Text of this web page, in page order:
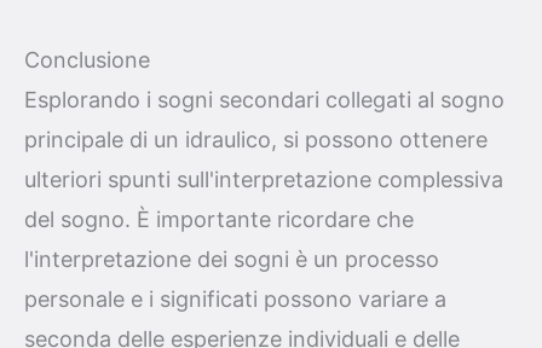
Conclusione
Esplorando i sogni secondari collegati al sogno
principale di un idraulico, si possono ottenere
ulteriori spunti sull'interpretazione complessiva
del sogno. È importante ricordare che
l'interpretazione dei sogni è un processo
personale e i significati possono variare a
seconda delle esperienze individuali e delle